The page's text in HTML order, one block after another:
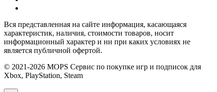
Вся представленная на сайте информация, касающаяся
характеристик, наличия, стоимости товаров, носит
информационный характер и ни при каких условиях не
является публичной офертой.
© 2021-2026 MOPS Сервис по покупке игр и подписок для
Xbox, PlayStation, Steam